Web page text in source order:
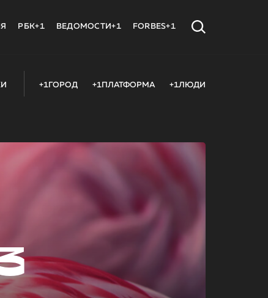
РБК+1 ВЕДОМОСТИ+1 FORBES+1
+1ГОРОД +1ПЛАТФОРМА +1ЛЮДИ